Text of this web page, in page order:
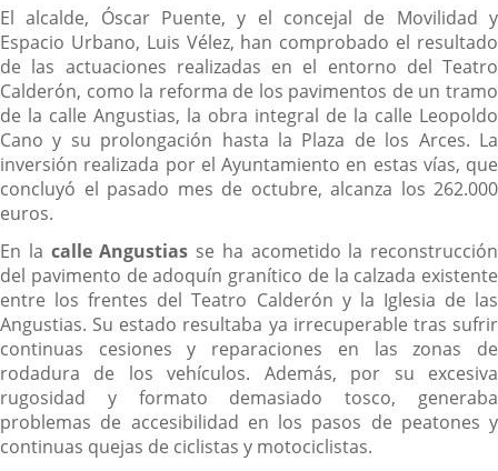
Descripción
El alcalde, Óscar Puente, y el concejal de Movilidad y
Espacio Urbano, Luis Vélez, han comprobado el resultado
de las actuaciones realizadas en el entorno del Teatro
Calderón, como la reforma de los pavimentos de un tramo
de la calle Angustias, la obra integral de la calle Leopoldo
Cano y su prolongación hasta la Plaza de los Arces. La
inversión realizada por el Ayuntamiento en estas vías, que
concluyó el pasado mes de octubre, alcanza los 262.000
euros.
En la calle Angustias se ha acometido la reconstrucción
del pavimento de adoquín granítico de la calzada existente
entre los frentes del Teatro Calderón y la Iglesia de las
Angustias. Su estado resultaba ya irrecuperable tras sufrir
continuas cesiones y reparaciones en las zonas de
rodadura de los vehículos. Además, por su excesiva
rugosidad y formato demasiado tosco, generaba
problemas de accesibilidad en los pasos de peatones y
continuas quejas de ciclistas y motociclistas.